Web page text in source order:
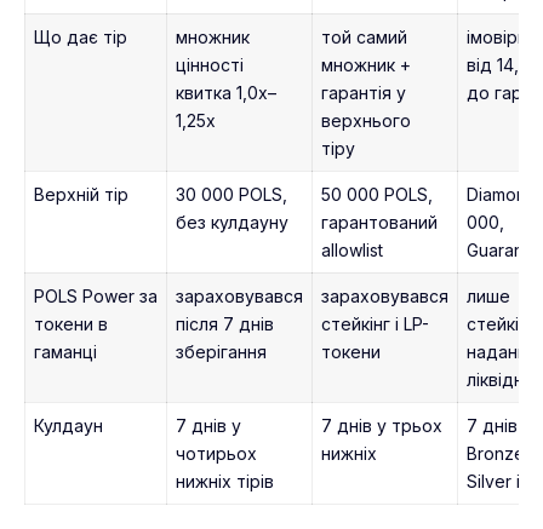
Що дає тір
множник
цінності
квитка 1,0x–
1,25x
той самий
множник +
гарантія у
верхнього
тіру
від
до
Верхній тір
30 000 POLS,
без кулдауну
50 000 POLS,
гарантований
allowlist
Diamond
000,
POLS Power за
токени в
гаманці
зараховувався
після 7 днів
зберігання
зараховувався
стейкінг і LP-
токени
лише
стейкінг і
надання
Кулдаун
7 днів у
чотирьох
нижніх тірів
7 днів у трьох
нижніх
7 днів у
Bronze,
Silver і